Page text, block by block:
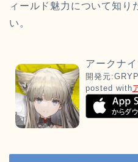
ィールド魅力について知り
い。
アークナ
開発元:
posted with